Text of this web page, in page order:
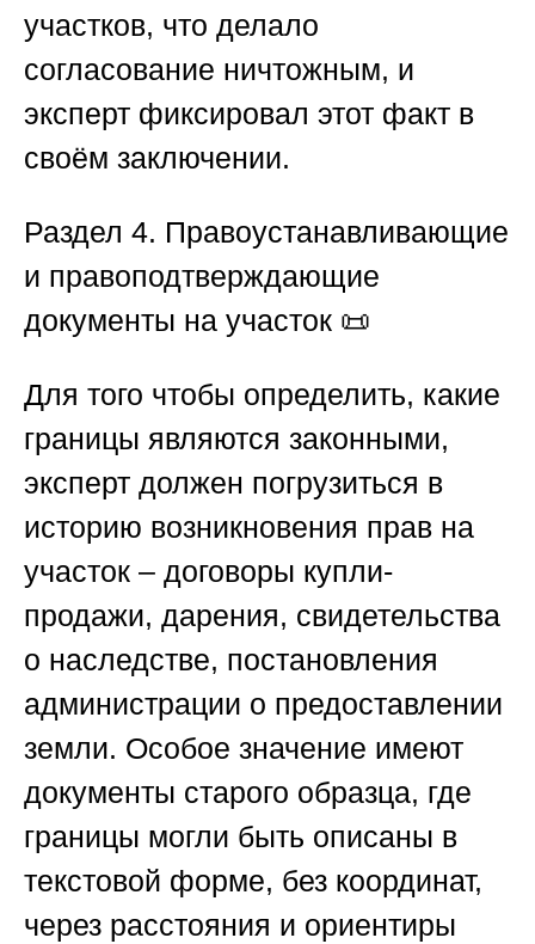
участков, что делало
согласование ничтожным, и
эксперт фиксировал этот факт в
своём заключении.
Раздел 4. Правоустанавливающие
и правоподтверждающие
документы на участок 📜
Для того чтобы определить, какие
границы являются законными,
эксперт должен погрузиться в
историю возникновения прав на
участок – договоры купли-
продажи, дарения, свидетельства
о наследстве, постановления
администрации о предоставлении
земли. Особое значение имеют
документы старого образца, где
границы могли быть описаны в
текстовой форме, без координат,
через расстояния и ориентиры